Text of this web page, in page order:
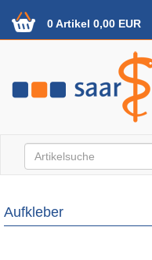
0 Artikel 0,00 EUR
Aufkleber